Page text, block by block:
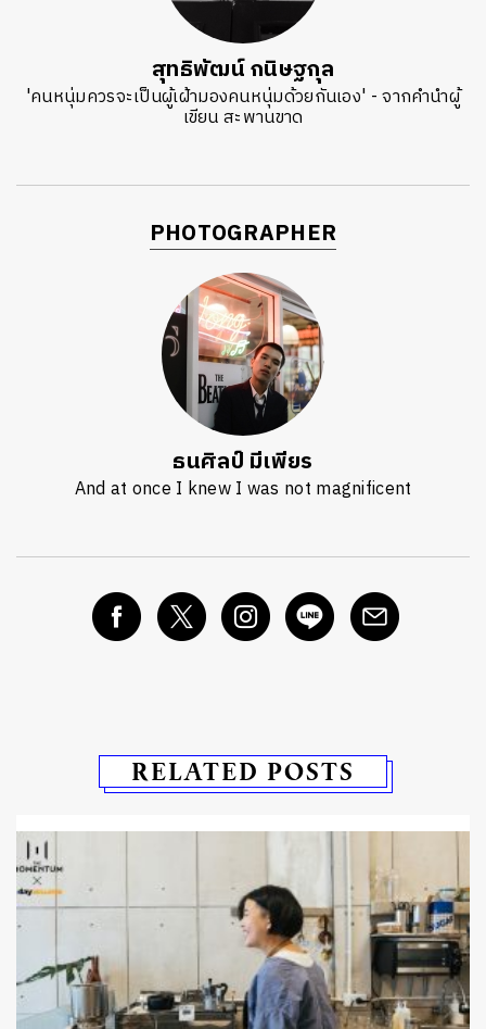
สุทธิพัฒน์ กนิษฐกุล
'คนหนุ่มควรจะเป็นผู้เฝ้ามองคนหนุ่มด้วยกันเอง' - จากคำนำผู้
เขียน สะพานขาด
PHOTOGRAPHER
ธนศิลป์ มีเพียร
And at once I knew I was not magnificent
RELATED POSTS